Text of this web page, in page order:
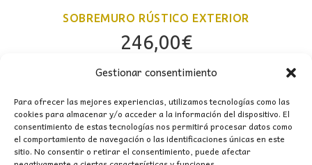
Gestionar consentimiento
Para ofrecer las mejores experiencias, utilizamos tecnologías como las
cookies para almacenar y/o acceder a la información del dispositivo. El
consentimiento de estas tecnologías nos permitirá procesar datos como
el comportamiento de navegación o las identificaciones únicas en este
sitio. No consentir o retirar el consentimiento, puede afectar
SOBREMURO RÚSTICO EXTERIOR
246,00€